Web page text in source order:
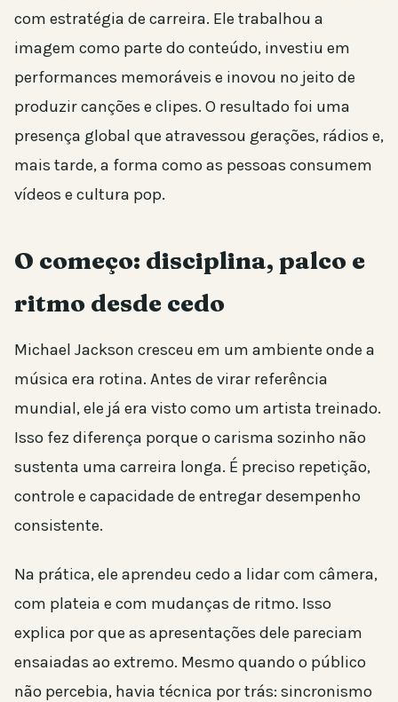
com estratégia de carreira. Ele trabalhou a
imagem como parte do conteúdo, investiu em
performances memoráveis e inovou no jeito de
produzir canções e clipes. O resultado foi uma
presença global que atravessou gerações, rádios e,
mais tarde, a forma como as pessoas consumem
vídeos e cultura pop.
O começo: disciplina, palco e
ritmo desde cedo
Michael Jackson cresceu em um ambiente onde a
música era rotina. Antes de virar referência
mundial, ele já era visto como um artista treinado.
Isso fez diferença porque o carisma sozinho não
sustenta uma carreira longa. É preciso repetição,
controle e capacidade de entregar desempenho
consistente.
Na prática, ele aprendeu cedo a lidar com câmera,
com plateia e com mudanças de ritmo. Isso
explica por que as apresentações dele pareciam
ensaiadas ao extremo. Mesmo quando o público
não percebia, havia técnica por trás: sincronismo